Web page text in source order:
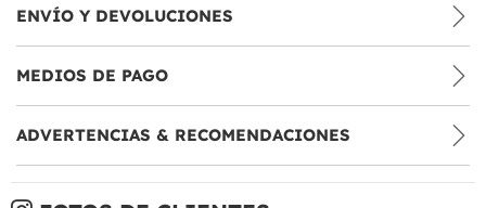
ENVÍO Y DEVOLUCIONES
MEDIOS DE PAGO
ADVERTENCIAS & RECOMENDACIONES